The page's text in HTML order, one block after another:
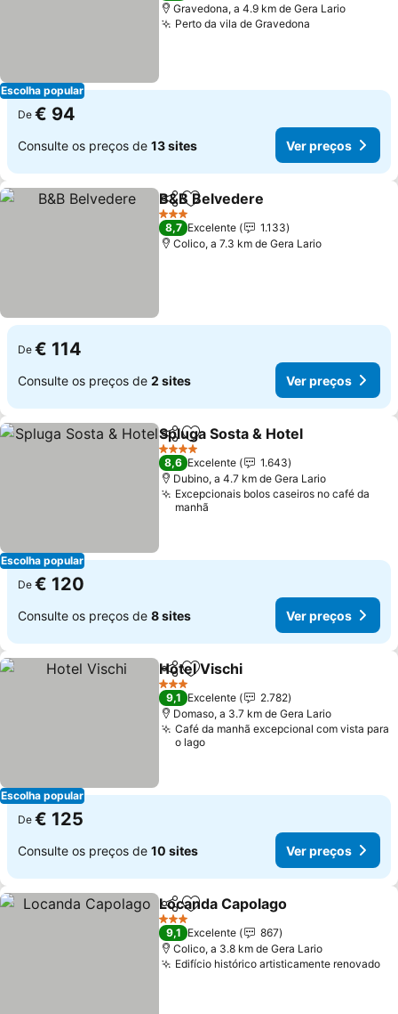
Escolha popular
Gravedona, a 4.9 km de Gera Lario
Perto da vila de Gravedona
De € 94
Consulte os preços de 13 sites Ver preços
PartilharAdicionar aos favoritos
B&B Belvedere
3 Estrelas
8,7 Excelente
1.133
Colico, a 7.3 km de Gera Lario
De € 114
Consulte os preços de 2 sites Ver preços
Escolha popular
PartilharAdicionar aos favoritos
Spluga Sosta & Hotel
4 Estrelas
8,6 Excelente
1.643
Dubino, a 4.7 km de Gera Lario
Excepcionais bolos caseiros no café da
manhã
De € 120
Consulte os preços de 8 sites Ver preços
Escolha popular
PartilharAdicionar aos favoritos
Hotel Vischi
3 Estrelas
9,1 Excelente
2.782
Domaso, a 3.7 km de Gera Lario
Café da manhã excepcional com vista para
o lago
De € 125
Consulte os preços de 10 sites Ver preços
PartilharAdicionar aos favoritos
Locanda Capolago
3 Estrelas
9,1 Excelente
867
Colico, a 3.8 km de Gera Lario
Edifício histórico artisticamente renovado